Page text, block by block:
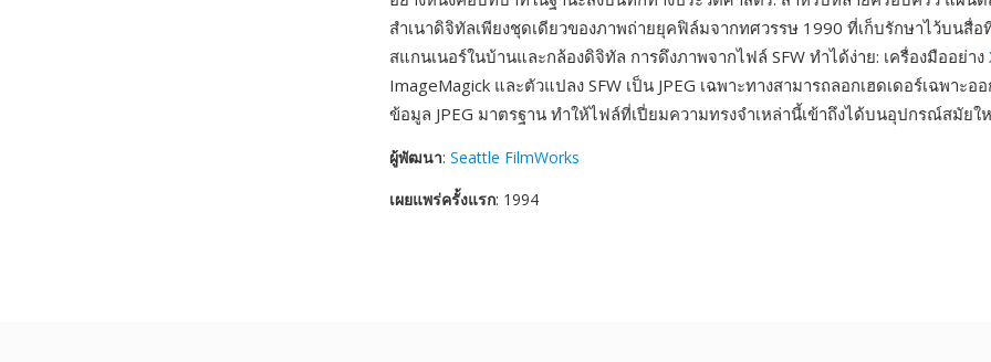
สำเนาดิจิทัลเพียงชุดเดียวของภาพถ่ายยุคฟิล์มจากทศวรรษ 1990 ที่เก็บรักษาไว้บนสื่
สแกนเนอร์ในบ้านและกล้องดิจิทัล การดึงภาพจากไฟล์ SFW ทำได้ง่าย: เครื่องมืออย่าง
ImageMagick และตัวแปลง SFW เป็น JPEG เฉพาะทางสามารถลอกเฮดเดอร์เฉพาะ
ข้อมูล JPEG มาตรฐาน ทำให้ไฟล์ที่เปี่ยมความทรงจำเหล่านี้เข้าถึงได้บนอุปกรณ์สมัย
ผู้พัฒนา: Seattle FilmWorks
เผยแพร่ครั้งแรก: 1994